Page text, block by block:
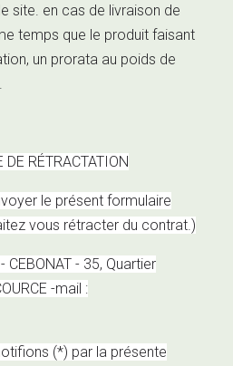
site. en cas de livraison de
temps que le produit faisant
un prorata au poids de
DE RÉTRACTATION
le présent formulaire
vous rétracter du contrat.)
- 35, Quartier
-mail :
(*) par la présente